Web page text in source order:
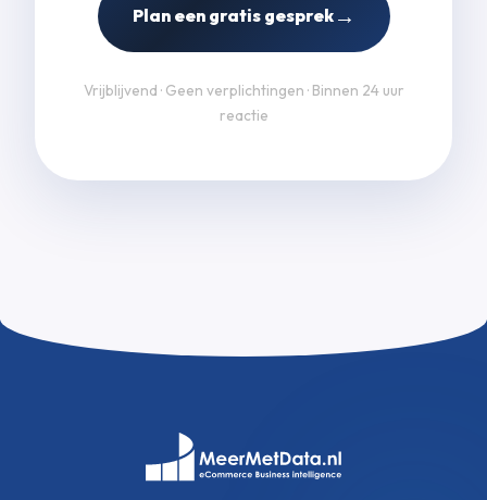
Plan een gratis gesprek→
Vrijblijvend · Geen verplichtingen · Binnen 24 uur
reactie